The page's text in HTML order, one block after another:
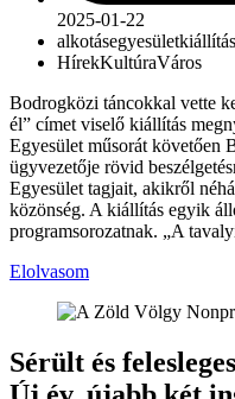
2025-01-22
alkotásegyesületkiállítás
HírekKultúraVáros
Bodrogközi táncokkal vette
él” címet viselő kiállítás
Egyesület műsorát
ügyvezetője rövid
Egyesület tagjait, akikről
közönség. A kiállítás egyik
programsorozatnak. „A
Elolvasom
Sérült és